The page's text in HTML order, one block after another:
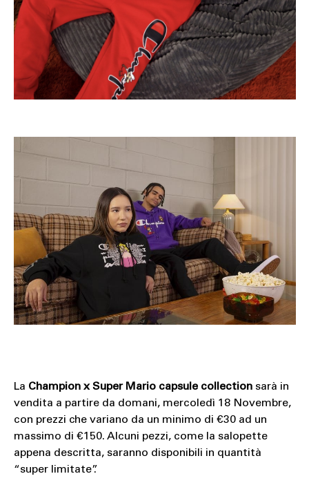
La Champion x Super Mario capsule collectionsarà in
vendita a partire da domani, mercoledì 18 Novembre,
con prezzi che variano da un minimo di €30 ad un
massimo di €150. Alcuni pezzi, come la salopette
appena descritta, saranno disponibili in quantità
“super limitate”.